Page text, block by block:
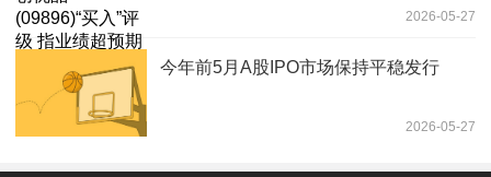
2026-05-27
今年前5月A股IPO市场保持平稳发行
2026-05-27